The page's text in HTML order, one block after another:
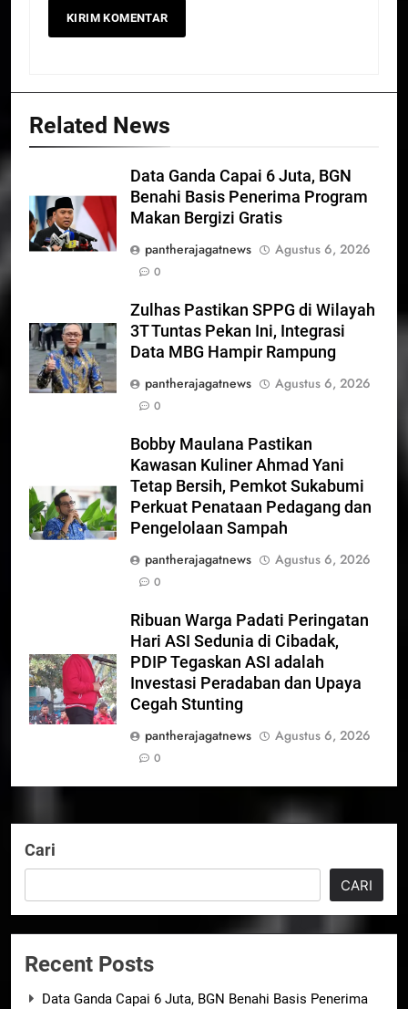
Related News
Data Ganda Capai 6 Juta, BGN
Benahi Basis Penerima Program
Makan Bergizi Gratis
pantherajagatnews
Agustus 6, 2026
0
Zulhas Pastikan SPPG di Wilayah
3T Tuntas Pekan Ini, Integrasi
Data MBG Hampir Rampung
pantherajagatnews
Agustus 6, 2026
0
Bobby Maulana Pastikan
Kawasan Kuliner Ahmad Yani
Tetap Bersih, Pemkot Sukabumi
Perkuat Penataan Pedagang dan
Pengelolaan Sampah
pantherajagatnews
Agustus 6, 2026
0
Ribuan Warga Padati Peringatan
Hari ASI Sedunia di Cibadak,
PDIP Tegaskan ASI adalah
Investasi Peradaban dan Upaya
Cegah Stunting
pantherajagatnews
Agustus 6, 2026
0
Cari
CARI
Recent Posts
Data Ganda Capai 6 Juta, BGN Benahi Basis Penerima